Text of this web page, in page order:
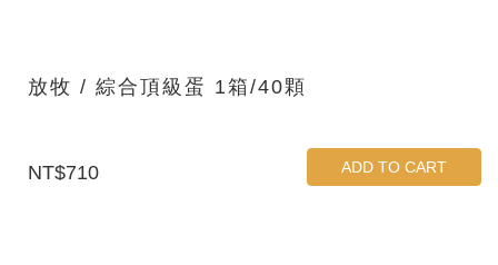
放牧 / 綜合頂級蛋 1箱/40顆
NT$710 ADD TO CART